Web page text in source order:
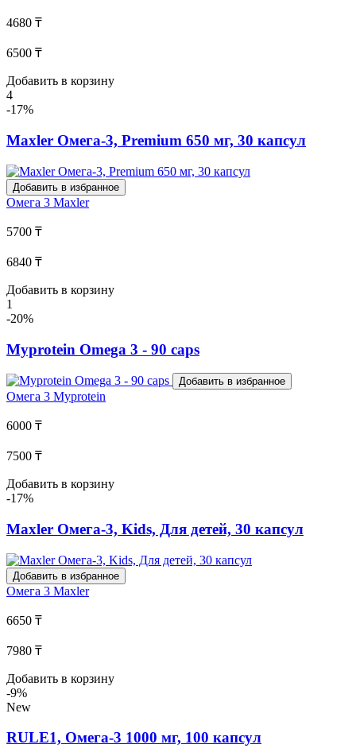
4680 ₸
6500 ₸
Добавить в корзину
4
-17%
Maxler Омега-3, Premium 650 мг, 30 капсул
Добавить в избранное
Омега 3 Maxler
5700 ₸
6840 ₸
Добавить в корзину
1
-20%
Myprotein Omega 3 - 90 caps
Добавить в избранное
Омега 3 Myprotein
6000 ₸
7500 ₸
Добавить в корзину
-17%
Maxler Омега-3, Kids, Для детей, 30 капсул
Добавить в избранное
Омега 3 Maxler
6650 ₸
7980 ₸
Добавить в корзину
-9%
New
RULE1, Омега-3 1000 мг, 100 капсул